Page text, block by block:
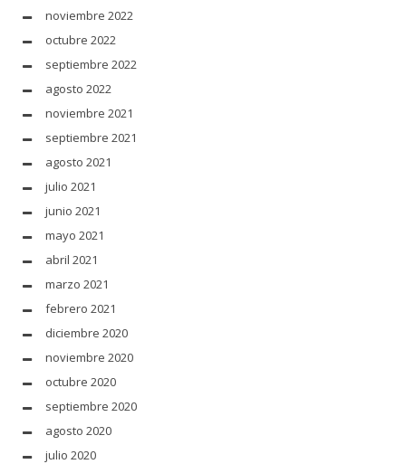
noviembre 2022
octubre 2022
septiembre 2022
agosto 2022
noviembre 2021
septiembre 2021
agosto 2021
julio 2021
junio 2021
mayo 2021
abril 2021
marzo 2021
febrero 2021
diciembre 2020
noviembre 2020
octubre 2020
septiembre 2020
agosto 2020
julio 2020